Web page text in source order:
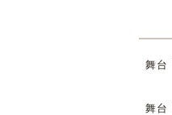
舞台
舞台